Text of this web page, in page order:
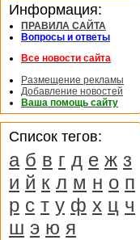
Информация:
ПРАВИЛА САЙТА
Вопросы и ответы
Все новости сайта
Размещение рекламы
Добавление новостей
Ваша помощь сайту
Список тегов:
а б в г д е ж з
и й к л м н о п
р с т у ф х ц ч
ш э ю я